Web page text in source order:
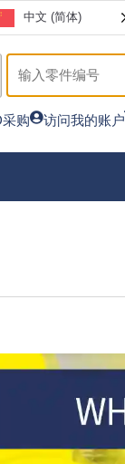
中文 (简体)
购 访问我的账户